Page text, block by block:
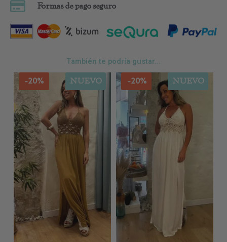
Formas de pago seguro
También te podría gustar...
NUEVO
-20% NUEVO
-20%